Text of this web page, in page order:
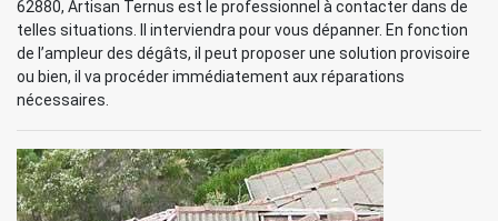
62880, Artisan Ternus est le professionnel à contacter dans de
telles situations. Il interviendra pour vous dépanner. En fonction
de l’ampleur des dégâts, il peut proposer une solution provisoire
ou bien, il va procéder immédiatement aux réparations
nécessaires.